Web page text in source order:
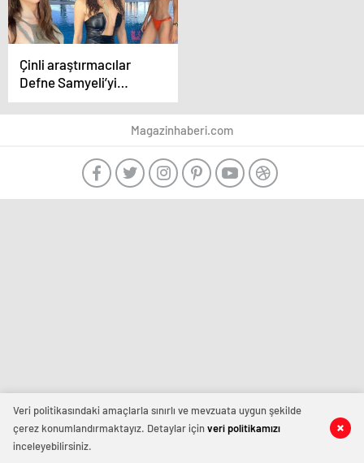
Çinli araştırmacılar
Defne Samyeli’yi
inceledi! ‘Büyük bir
sürpriz oldu’
Magazinhaberi.com
Veri politikasındaki amaçlarla sınırlı ve mevzuata uygun şekilde
çerez konumlandırmaktayız. Detaylar içinveri politikamızı
inceleyebilirsiniz.